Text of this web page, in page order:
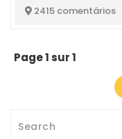
2415 comentários
Page 1 sur 1